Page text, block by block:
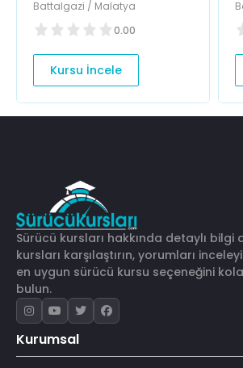
Battalgazi / Malatya
0.00
Kursu İncele
Sürücü kursları hakkında detaylı bilgi
kursları karşılaştırın, yorumları
en uygun sürücü kursu seçeneğini
bulun.
Kurumsal